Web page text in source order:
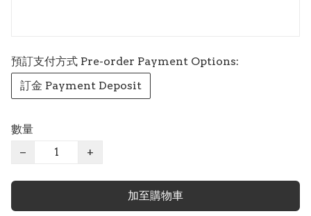
預訂支付方式 Pre-order Payment Options:
訂金 Payment Deposit
數量
−
+
加至購物車